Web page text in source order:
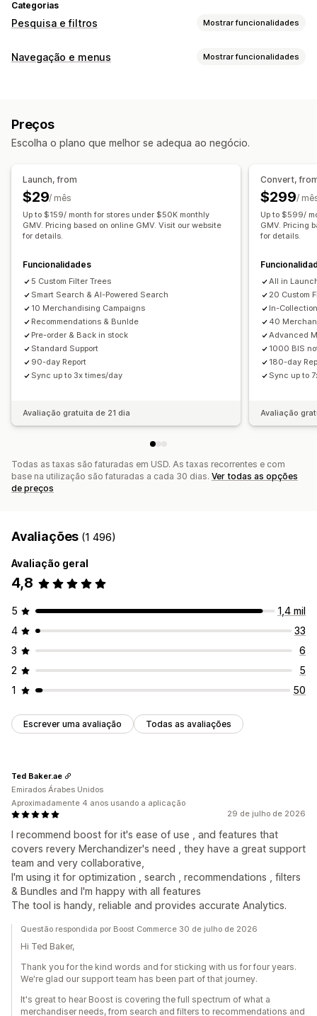
Categorias
Pesquisa e filtros Mostrar funcionalidades
Funcionalidades de pesquisa
Parar palavras
Recomendações de produtos Aumento de produtos
Classificação personalizada
Excluir resultados
Personalização da apresentação
Estilo personalizado
Filtros personalizados
Página de resultados da pesquisa
Ordenação
Análise de dados
Informações sobre IA
Utilização de filtros
Análise de dados em tempo real
Navegação e menus Mostrar funcionalidades
Preços
Escolha o plano que melhor se adequa ao negócio.
Launch, from
$29/ mês
Up to $159/ month for stores under $50K monthly
GMV. Pricing based on online GMV. Visit our website
for details.
Funcionalidades
5 Custom Filter Trees
Smart Search & AI-Powered Search
10 Merchandising Campaigns
Recommendations & Bunlde
Pre-order & Back in stock
Standard Support
90-day Report
Sync up to 3x times/day
Avaliação gratuita de 21 dia
Convert,
$299/
Up to $599/
GMV. Pricing
for details.
All in
20 Custom
In-
40
Advanced
1000 BIS
180-day
Sync up to
Avaliação
Todas as taxas são faturadas em USD. As taxas recorrentes e com
base na utilização são faturadas a cada 30 dias. Ver todas as opções
de preços
Avaliações (1 496)
Avaliação geral
4,8
5
1,4 mil
4
33
3
6
2
5
1
50
Escrever uma avaliação Todas as avaliações
29 de julho de 2026
I recommend boost for it's ease of use , and features that
covers revery Merchandizer's need , they have a great support
team and very collaborative,
I'm using it for optimization , search , recommendations , filters
& Bundles and I'm happy with all features
The tool is handy, reliable and provides accurate Analytics.
Ted Baker.ae
Emirados Árabes Unidos
Aproximadamente 4 anos usando a aplicação
Questão respondida por Boost Commerce 30 de julho de 2026
Hi Ted Baker,
Thank you for the kind words and for sticking with us for four years.
We're glad our support team has been part of that journey.
It's great to hear Boost is covering the full spectrum of what a
merchandiser needs, from search and filters to recommendations and